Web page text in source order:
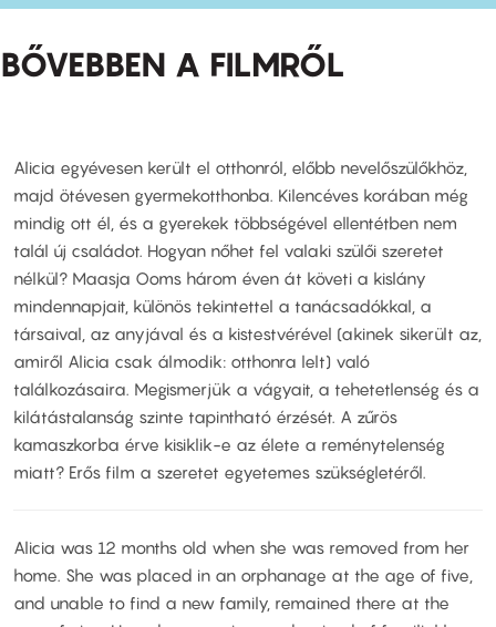
BŐVEBBEN A FILMRŐL
Alicia egyévesen került el otthonról, előbb nevelőszülőkhöz,
majd ötévesen gyermekotthonba. Kilencéves korában még
mindig ott él, és a gyerekek többségével ellentétben nem
talál új családot. Hogyan nőhet fel valaki szülői szeretet
nélkül? Maasja Ooms három éven át követi a kislány
mindennapjait, különös tekintettel a tanácsadókkal, a
társaival, az anyjával és a kistestvérével (akinek sikerült az,
amiről Alicia csak álmodik: otthonra lelt) való
találkozásaira. Megismerjük a vágyait, a tehetetlenség és a
kilátástalanság szinte tapintható érzését. A zűrös
kamaszkorba érve kisiklik-e az élete a reménytelenség
miatt? Erős film a szeretet egyetemes szükségletéről.
Alicia was 12 months old when she was removed from her
home. She was placed in an orphanage at the age of five,
and unable to find a new family, remained there at the